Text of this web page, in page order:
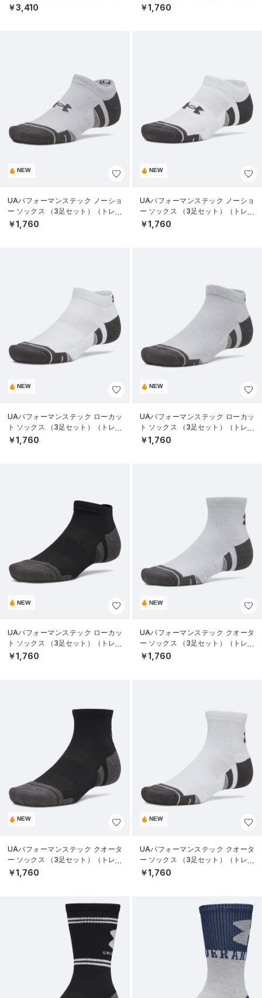
ング/UNISEX）
￥3,410
ニング/UNISEX）
￥1,760
NEW
UAパフォーマンステック ノーショ
ー ソックス （3足セット）（トレー
ニング/UNISEX）
￥1,760
NEW
UAパフォーマンステック ノーショ
ー ソックス （3足セット）（トレー
ニング/UNISEX）
￥1,760
NEW
UAパフォーマンステック ローカッ
ト ソックス （3足セット）（トレー
ニング/UNISEX）
￥1,760
NEW
UAパフォーマンステック ローカッ
ト ソックス （3足セット）（トレー
ニング/UNISEX）
￥1,760
NEW
UAパフォーマンステック ローカッ
ト ソックス （3足セット）（トレー
ニング/UNISEX）
￥1,760
NEW
UAパフォーマンステック クオータ
ー ソックス （3足セット）（トレー
ニング/UNISEX）
￥1,760
NEW
UAパフォーマンステック クオータ
ー ソックス （3足セット）（トレー
ニング/UNISEX）
￥1,760
NEW
UAパフォーマンステック クオータ
ー ソックス （3足セット）（トレー
ニング/UNISEX）
￥1,760